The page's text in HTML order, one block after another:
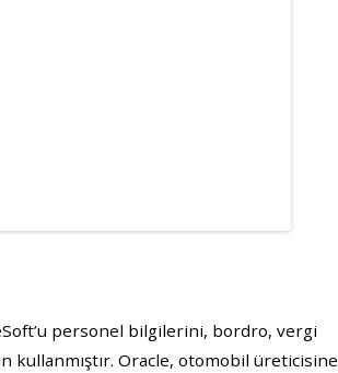
personel bilgilerini, bordro, vergi
kullanmıştır. Oracle, otomobil üreticisine